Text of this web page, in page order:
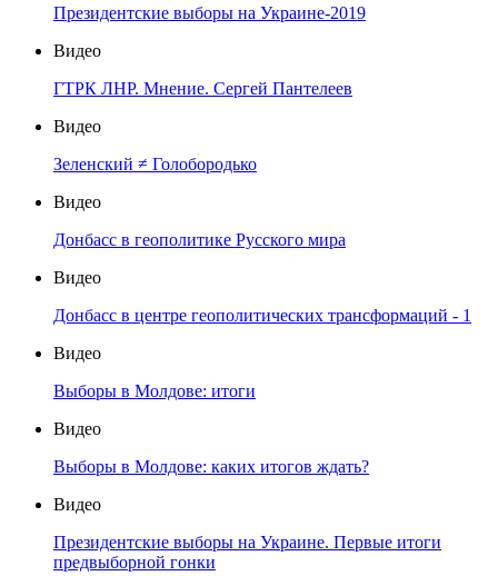
Президентские выборы на Украине-2019
Видео
ГТРК ЛНР. Мнение. Сергей Пантелеев
Видео
Зеленский ≠ Голобородько
Видео
Донбасс в геополитике Русского мира
Видео
Донбасс в центре геополитических трансформаций - 1
Видео
Выборы в Молдове: итоги
Видео
Выборы в Молдове: каких итогов ждать?
Видео
Президентские выборы на Украине. Первые итоги
предвыборной гонки